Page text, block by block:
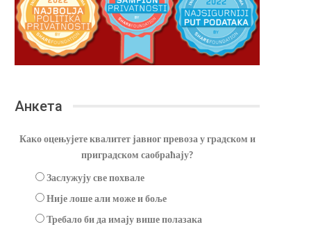
Анкета
Како оцењујете квалитет јавног превоза у градском и
приградском саобраћају?
Заслужују све похвале
Није лоше али може и боље
Требало би да имају више полазака